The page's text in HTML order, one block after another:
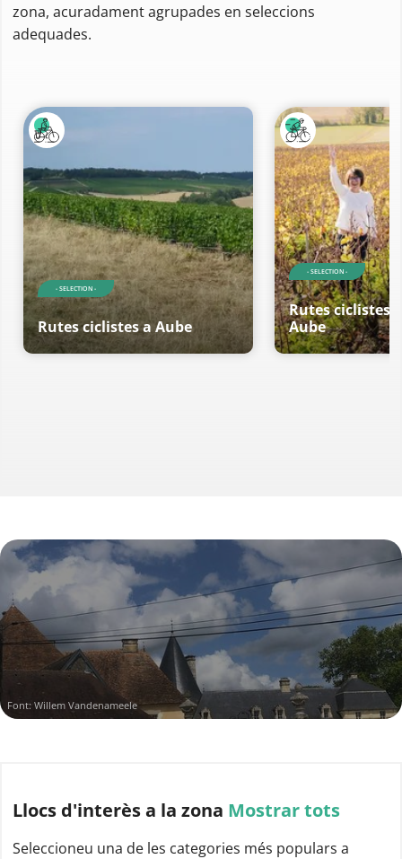
zona, acuradament agrupades en seleccions
adequades.
- SELECTION -
Rutes ciclistes a Aube
- SELECTION -
Rutes ciclistes
Aube
Font: Willem Vandenameele
Llocs d'interèsa la zona Mostrar tots
Seleccioneu una de les categories més populars a